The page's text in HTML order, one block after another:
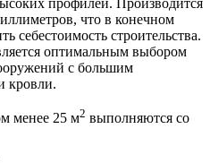
что в конечном
себестоимость строительства.
оптимальным выбором
с большим
кровли.
менее 25 м2 выполняются со